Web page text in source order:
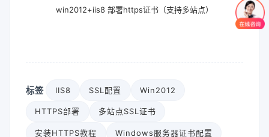
win2012+iis8 部署https证书（支持多站点）
标签 IIS8 SSL配置 Win2012
HTTPS部署 多站点SSL证书
安装HTTPS教程 Windows服务器证书配置